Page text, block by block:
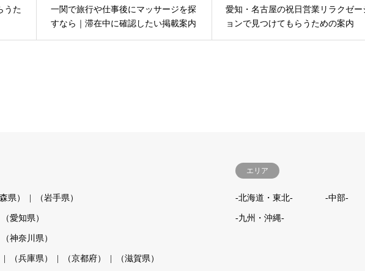
うた
一関で旅行や仕事後にマッサージを探
すなら｜滞在中に確認したい掲載案内
愛知・名古屋の祝日営業リラクゼー
ョンで見つけてもらうための案内
県） （岩手県）
（愛知県）
（神奈川県）
（兵庫県） （京都府） （滋賀県）
エリア
-北海道・東北- -中部-
-九州・沖縄-